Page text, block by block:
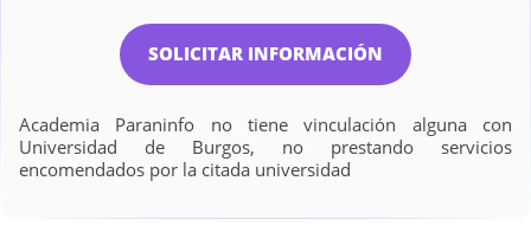
SOLICITAR INFORMACIÓN
Academia Paraninfo no tiene vinculación alguna con
Universidad de Burgos, no prestando servicios
encomendados por la citada universidad